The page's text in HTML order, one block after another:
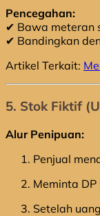
Pencegahan:
✔ Bawa meteran
✔ Bandingkan
Artikel Terkait:
5. Stok Fiktif
Alur Penipuan:
Penjual
Meminta
Setelah